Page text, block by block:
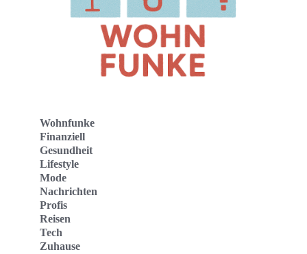
Wohnfunke
Finanziell
Gesundheit
Lifestyle
Mode
Nachrichten
Profis
Reisen
Tech
Zuhause